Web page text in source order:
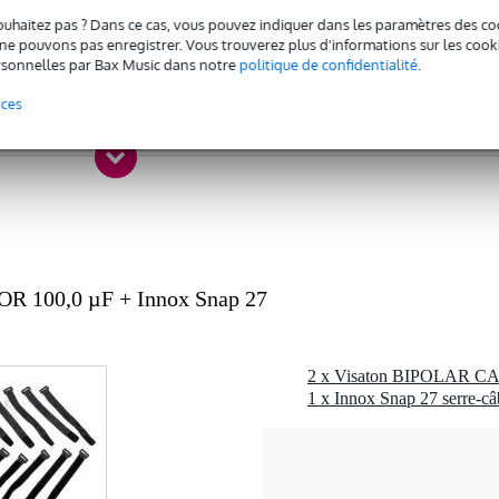
pas ? Dans ce cas, vous pouvez indiquer dans les paramètres des
pouvons pas enregistrer. Vous trouverez plus d'informations sur les
par Bax Music dans notrepolitique de confidentialité.
l'emballage inclus
100,0 µF + Innox Snap 27
1 x Innox Snap 27 serre-